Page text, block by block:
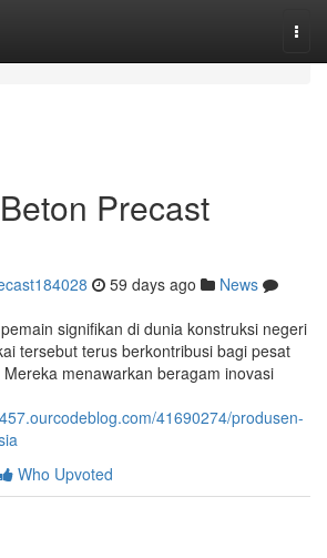
Precast
59 days ago
News
signifikan di dunia konstruksi negeri
tersebut terus berkontribusi bagi pesat
menawarkan beragam inovasi
41690274/produsen-
Who Upvoted